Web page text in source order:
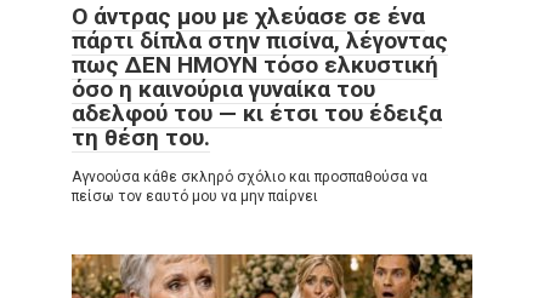
Ο άντρας μου με χλεύασε σε ένα
πάρτι δίπλα στην πισίνα, λέγοντας
πως ΔΕΝ ΗΜΟΥΝ τόσο ελκυστική
όσο η καινούρια γυναίκα του
αδελφού του — κι έτσι του έδειξα
τη θέση του.
Αγνοούσα κάθε σκληρό σχόλιο και προσπαθούσα να
πείσω τον εαυτό μου να μην παίρνει